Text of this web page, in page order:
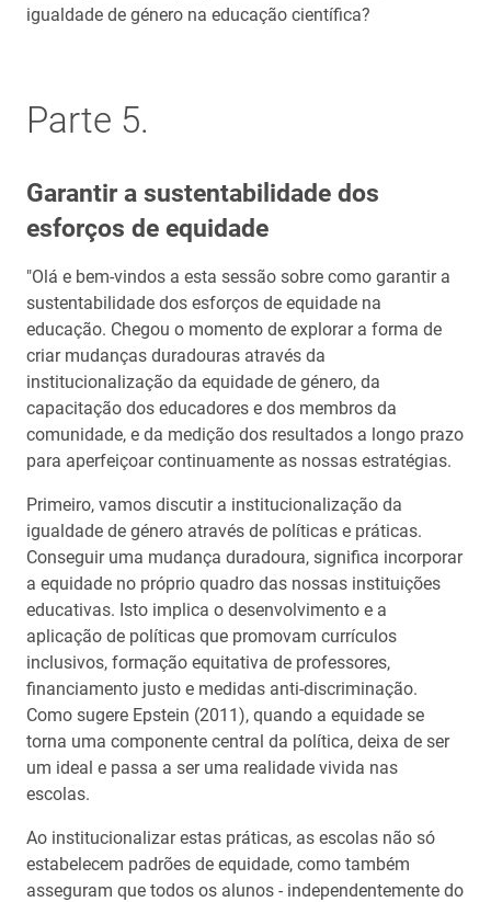
igualdade de género na educação científica?
Parte 5.
Garantir a sustentabilidade dos
esforços de equidade
"Olá e bem-vindos a esta sessão sobre como garantir a
sustentabilidade dos esforços de equidade na
educação. Chegou o momento de explorar a forma de
criar mudanças duradouras através da
institucionalização da equidade de género, da
capacitação dos educadores e dos membros da
comunidade, e da medição dos resultados a longo prazo
para aperfeiçoar continuamente as nossas estratégias.
Primeiro, vamos discutir a institucionalização da
igualdade de género através de políticas e práticas.
Conseguir uma mudança duradoura, significa incorporar
a equidade no próprio quadro das nossas instituições
educativas. Isto implica o desenvolvimento e a
aplicação de políticas que promovam currículos
inclusivos, formação equitativa de professores,
financiamento justo e medidas anti-discriminação.
Como sugere Epstein (2011), quando a equidade se
torna uma componente central da política, deixa de ser
um ideal e passa a ser uma realidade vivida nas
escolas.
Ao institucionalizar estas práticas, as escolas não só
estabelecem padrões de equidade, como também
asseguram que todos os alunos - independentemente do